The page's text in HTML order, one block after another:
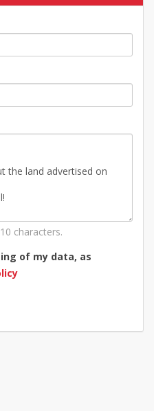
characters.
of my data, as